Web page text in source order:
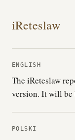
iReteslaw
ENGLISH
The iReteslaw
version. It will be
POLSKI